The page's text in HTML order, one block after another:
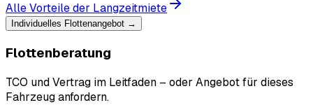
Alle Vorteile der Langzeitmiete
Individuelles Flottenangebot →
Flottenberatung
TCO und Vertrag im Leitfaden – oder Angebot für dieses
Fahrzeug anfordern.